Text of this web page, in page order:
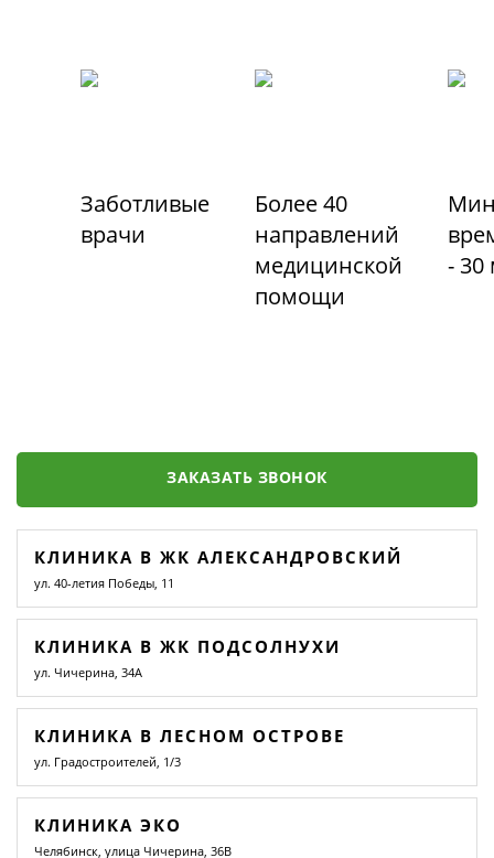
Заботливые
врачи
Более 40
направлений
медицинской
помощи
- 30
ЗАКАЗАТЬ ЗВОНОК
КЛИНИКА В ЖК АЛЕКСАНДРОВСКИЙ
ул. 40-летия Победы, 11
КЛИНИКА В ЖК ПОДСОЛНУХИ
ул. Чичерина, 34А
КЛИНИКА В ЛЕСНОМ ОСТРОВЕ
ул. Градостроителей, 1/3
КЛИНИКА ЭКО
Челябинск, улица Чичерина, 36В